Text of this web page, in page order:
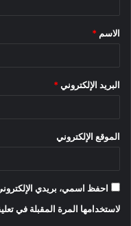
*
الاسم *
البريد الإلكتروني *
الموقع الإلكتروني
احفظ اسمي، بريدي
لاستخدامها المرة المقبلة في